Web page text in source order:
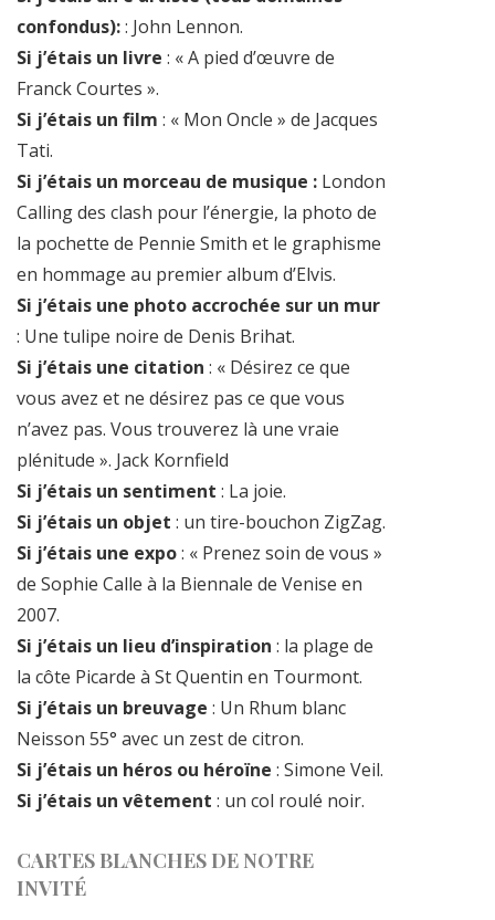
confondus):: John Lennon.
Si j’étais un livre : « A pied d’œuvre de
Franck Courtes ».
Si j’étais un film : « Mon Oncle » de Jacques
Tati.
Si j’étais un morceau de musique : London
Calling des clash pour l’énergie, la photo de
la pochette de Pennie Smith et le graphisme
en hommage au premier album d’Elvis.
Si j’étais une photo accrochée sur un mur
: Une tulipe noire de Denis Brihat.
Si j’étais une citation : « Désirez ce que
vous avez et ne désirez pas ce que vous
n’avez pas. Vous trouverez là une vraie
plénitude ». Jack Kornfield
Si j’étais un sentiment : La joie.
Si j’étais un objet : un tire-bouchon ZigZag.
Si j’étais une expo: « Prenez soin de vous »
de Sophie Calle à la Biennale de Venise en
2007.
Si j’étais un lieu d’inspiration : la plage de
la côte Picarde à St Quentin en Tourmont.
Si j’étais un breuvage : Un Rhum blanc
Neisson 55° avec un zest de citron.
Si j’étais un héros ou héroïne : Simone Veil.
Si j’étais un vêtement : un col roulé noir.
CARTES BLANCHES DE NOTRE
INVITÉ